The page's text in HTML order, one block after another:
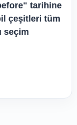
tarihine
çeşitleri tüm
seçim